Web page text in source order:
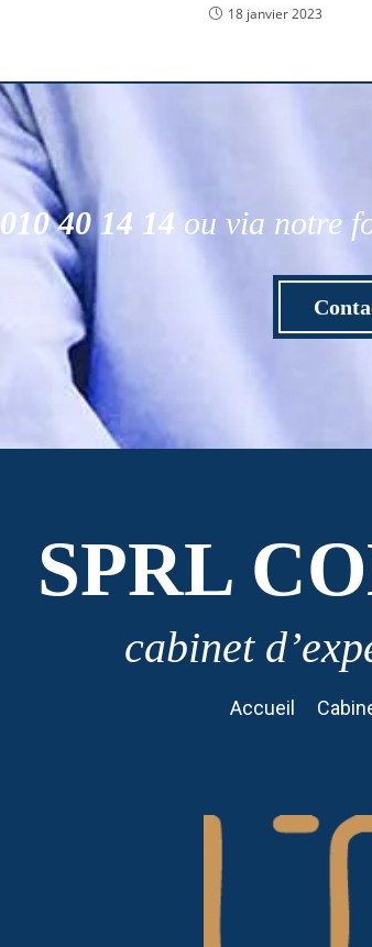
18 janvier 2023
010 40 14 14 ou via notre
SPRL
cabinet
Accueil